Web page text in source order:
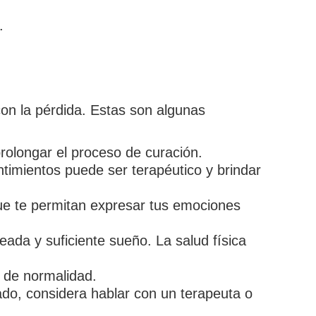
la pérdida. Estas son algunas
el proceso de curación.
puede ser terapéutico y brindar
te permitan expresar tus emociones
y suficiente sueño. La salud física
normalidad.
considera hablar con un terapeuta o